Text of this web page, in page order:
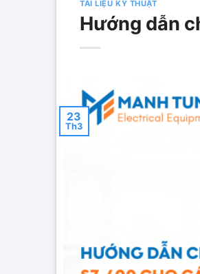
TÀI LIỆU KỸ THUẬT
Hướng dẫn
23
Th3